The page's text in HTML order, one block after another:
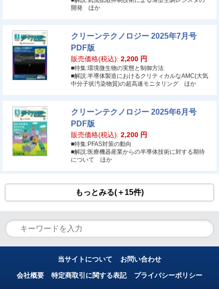
開発 ほか
クリーンテクノロジー 2025年7月号
PDF版
販売価格(税込): 2,200 円
■特集:環境微生物の実態と制御方法
■解説:半導体製造におけるクリティカルなAMC(大気
中分子状汚染物質)の超高速モニタリング ほか
クリーンテクノロジー 2025年6月号
PDF版
販売価格(税込): 2,200 円
■特集:PFAS対策の動向
■解説:医療機器産業からの半導体技術に対する期待
について ほか
もっとみる(＋15件)
当サイトについて お問い合わせ
会社概要 特定商取引に関する表記 プライバシーポリシー